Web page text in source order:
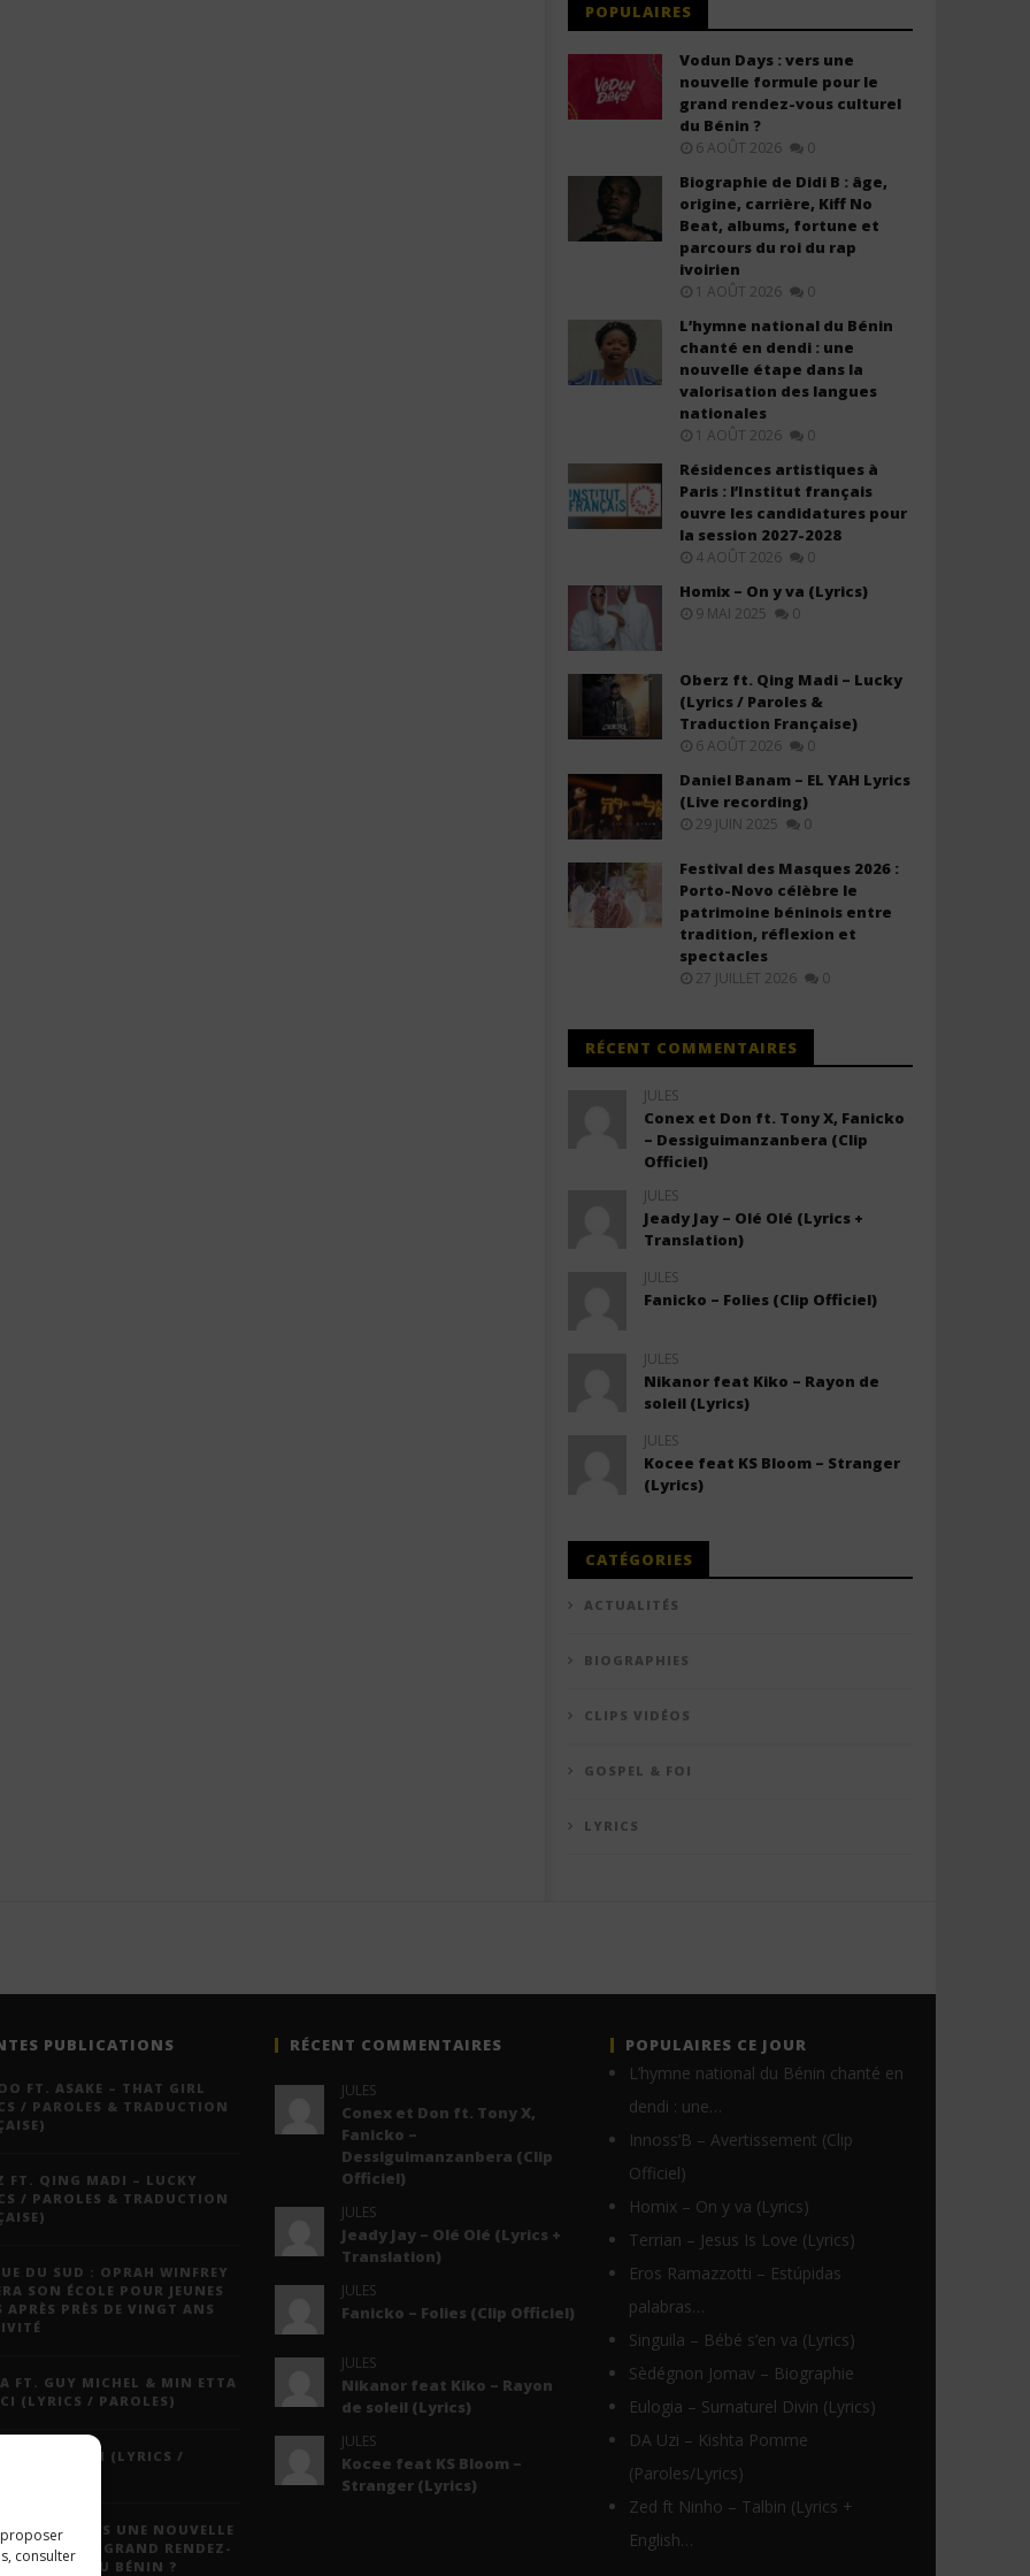
proposer
consulter
POPULAIRES
Vodun Days : vers une
nouvelle formule pour le
grand rendez-vous culturel
du Bénin ?
6 AOÛT 2026 0
Biographie de Didi B : âge,
origine, carrière, Kiff No
Beat, albums, fortune et
parcours du roi du rap
ivoirien
1 AOÛT 2026 0
L’hymne national du Bénin
chanté en dendi : une
nouvelle étape dans la
valorisation des langues
nationales
1 AOÛT 2026 0
Résidences artistiques à
Paris : l’Institut français
ouvre les candidatures pour
la session 2027-2028
4 AOÛT 2026 0
Homix – On y va (Lyrics)
9 MAI 2025 0
Oberz ft. Qing Madi – Lucky
(Lyrics / Paroles &
Traduction Française)
6 AOÛT 2026 0
Daniel Banam – EL YAH Lyrics
(Live recording)
29 JUIN 2025 0
Festival des Masques 2026 :
Porto-Novo célèbre le
patrimoine béninois entre
tradition, réflexion et
spectacles
27 JUILLET 2026 0
RÉCENT COMMENTAIRES
JULES
Conex et Don ft. Tony X, Fanicko
– Dessiguimanzanbera (Clip
Officiel)
JULES
Jeady Jay – Olé Olé (Lyrics +
Translation)
JULES
Fanicko – Folies (Clip Officiel)
JULES
Nikanor feat Kiko – Rayon de
soleil (Lyrics)
JULES
Kocee feat KS Bloom – Stranger
(Lyrics)
CATÉGORIES
ACTUALITÉS
BIOGRAPHIES
CLIPS VIDÉOS
GOSPEL & FOI
LYRICS
PUBLICATIONS
FT. ASAKE – THAT GIRL
/ PAROLES & TRADUCTION
FT. QING MADI – LUCKY
/ PAROLES & TRADUCTION
DU SUD : OPRAH WINFREY
SON ÉCOLE POUR JEUNES
APRÈS PRÈS DE VINGT ANS
FT. GUY MICHEL & MIN ETTA
(LYRICS / PAROLES)
JAY – MAYAH (LYRICS /
DAYS : VERS UNE NOUVELLE
POUR LE GRAND RENDEZ-
CULTUREL DU BÉNIN ?
RÉCENT COMMENTAIRES
JULES
Conex et Don ft. Tony X,
Fanicko –
Dessiguimanzanbera (Clip
Officiel)
JULES
Jeady Jay – Olé Olé (Lyrics +
Translation)
JULES
Fanicko – Folies (Clip Officiel)
JULES
Nikanor feat Kiko – Rayon
de soleil (Lyrics)
JULES
Kocee feat KS Bloom –
Stranger (Lyrics)
POPULAIRES CE JOUR
L’hymne national du Bénin chanté en
dendi : une…
Innoss’B – Avertissement (Clip
Officiel)
Homix – On y va (Lyrics)
Terrian – Jesus Is Love (Lyrics)
Eros Ramazzotti – Estúpidas
palabras…
Singuila – Bébé s’en va (Lyrics)
Sèdégnon Jomav – Biographie
Eulogia – Surnaturel Divin (Lyrics)
DA Uzi – Kishta Pomme
(Paroles/Lyrics)
Zed ft Ninho – Talbin (Lyrics +
English…